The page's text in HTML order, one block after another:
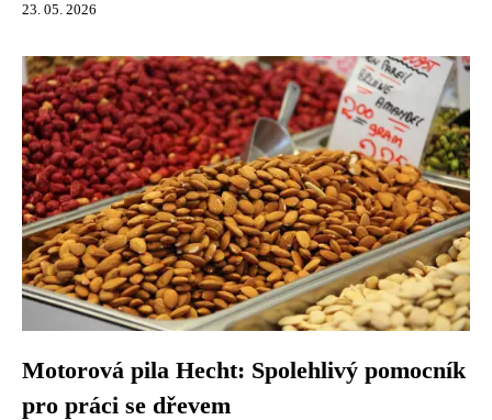
23. 05. 2026
Motorová pila Hecht: Spolehlivý pomocník
pro práci se dřevem